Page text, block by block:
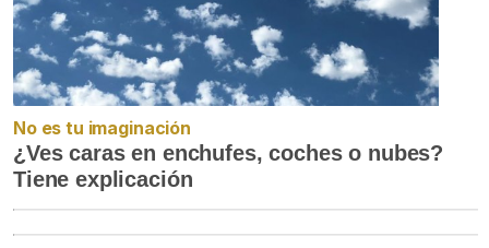
No es tu imaginación
¿Ves caras en enchufes, coches o nubes?
Tiene explicación